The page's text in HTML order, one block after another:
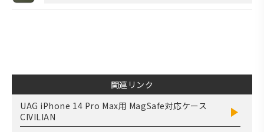
関連リンク
UAG iPhone 14 Pro Max用 MagSafe対応ケース
CIVILIAN